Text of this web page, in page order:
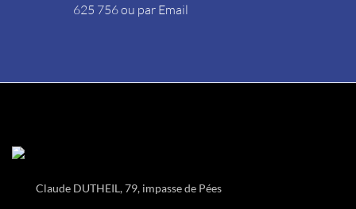
625 756 ou par Email
Claude DUTHEIL, 79, impasse de Pées